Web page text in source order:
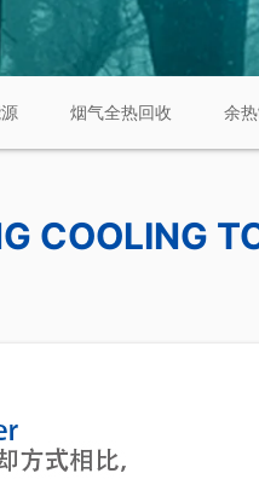
烟气全热回收 余
COOLING